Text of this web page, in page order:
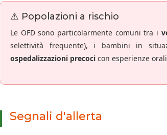
⚠️ Popolazioni a rischio
Le OFD sono particolarmente comuni tra i
selettività frequente), i bambini in
ospedalizzazioni precoci con esperienze
Segnali d'allerta